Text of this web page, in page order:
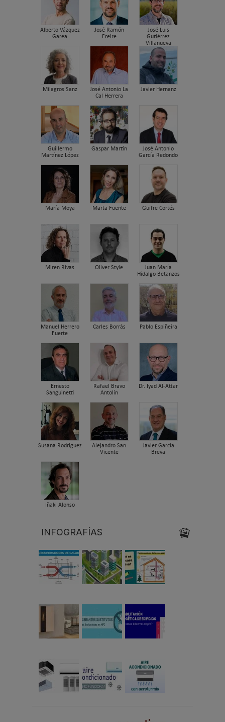
Alberto Vázquez
Garea
José Ramón
Freire
José Luis
Gutiérrez
Villanueva
Milagros Sanz
José Antonio La
Cal Herrera
Javier Hernanz
Guillermo
Martínez López
Gaspar Martín
José Antonio
García Redondo
María Moya Marta Fuente Guifre Cortés
Miren Rivas Oliver Style
Juan María
Hidalgo Betanzos
Manuel Herrero
Fuerte
Carles Borrás Pablo Espiñeira
Ernesto
Sanguinetti
Rafael Bravo
Antolín
Dr. Iyad Al-Attar
Susana Rodriguez
Alejandro San
Vicente
Javier García
Breva
Iñaki Alonso
INFOGRAFÍAS